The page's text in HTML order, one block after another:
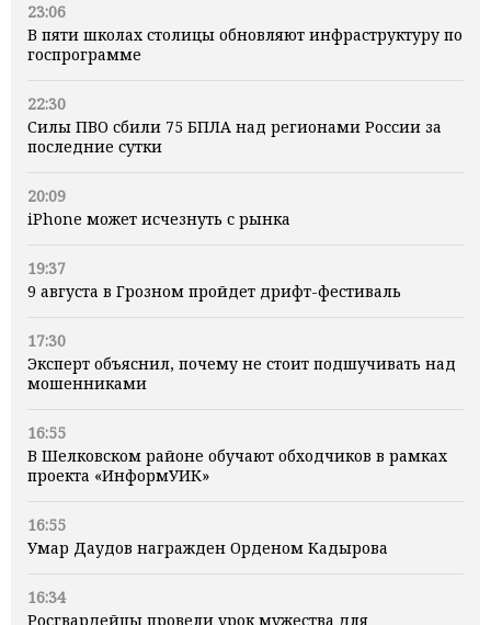
23:06
В пяти школах столицы обновляют инфраструктуру по
госпрограмме
22:30
Силы ПВО сбили 75 БПЛА над регионами России за
последние сутки
20:09
iPhone может исчезнуть с рынка
19:37
9 августа в Грозном пройдет дрифт-фестиваль
17:30
Эксперт объяснил, почему не стоит подшучивать над
мошенниками
16:55
В Шелковском районе обучают обходчиков в рамках
проекта «ИнформУИК»
16:55
Умар Даудов награжден Орденом Кадырова
16:34
Росгвардейцы провели урок мужества для